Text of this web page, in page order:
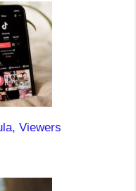
Viewers